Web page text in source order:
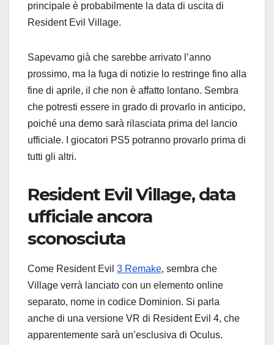
principale è probabilmente la data di uscita di
Resident Evil Village.
Sapevamo già che sarebbe arrivato l’anno
prossimo, ma la fuga di notizie lo restringe fino alla
fine di aprile, il che non è affatto lontano. Sembra
che potresti essere in grado di provarlo in anticipo,
poiché una demo sarà rilasciata prima del lancio
ufficiale. I giocatori PS5 potranno provarlo prima di
tutti gli altri.
Resident Evil Village, data
ufficiale ancora
sconosciuta
Come Resident Evil 3 Remake, sembra che
Village verrà lanciato con un elemento online
separato, nome in codice Dominion. Si parla
anche di una versione VR di Resident Evil 4, che
apparentemente sarà un’esclusiva di Oculus.